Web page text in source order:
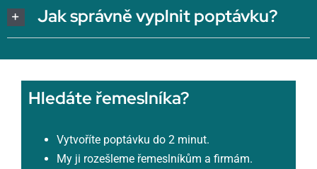
Jak správně vyplnit poptávku?
Hledáte řemeslníka?
Vytvoříte poptávku do 2 minut.
My ji rozešleme řemeslníkům a firmám.